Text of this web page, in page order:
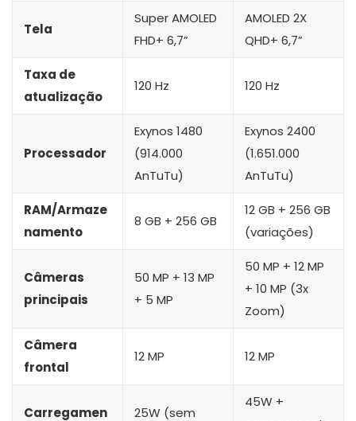
Tela
Super AMOLED
FHD+ 6,7”
AMOLED 2X
QHD+ 6,7”
Taxa de
atualização
120 Hz 120 Hz
Processador
Exynos 1480
(914.000
AnTuTu)
Exynos 2400
(1.651.000
AnTuTu)
RAM/Armaze
namento
8 GB + 256 GB
12 GB + 256 GB
(variações)
Câmeras
principais
50 MP + 13 MP
+ 5 MP
50 MP + 12 MP
+ 10 MP (3x
Zoom)
Câmera
frontal
12 MP 12 MP
Carregamen
25W (sem
45W +